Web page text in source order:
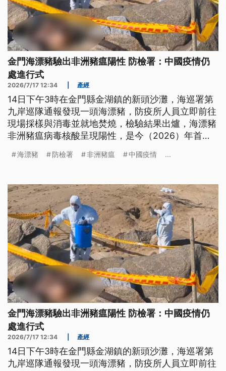
金門海漂豬驗出非洲豬瘟陽性 防檢署：中國疫情仍
處進行式
2026/7/17 12:34 產經
14日下午3時在金門縣金湖鎮的新頭沙灘，海巡署第
九岸巡隊通報發現一頭海漂豬，防疫所人員立即前往
現場採樣與消毒並就地焚燒，檢驗結果出爐，海漂豬
非洲豬瘟病毒核酸呈現陽性，是今（2026）年首
島，農業部再公告擴大暫停金門豬肉與其他加工製品
海漂豬 防檢署 非洲豬瘟 中國疫情 ...
金門海漂豬驗出非洲豬瘟陽性 防檢署：中國疫情仍
處進行式
2026/7/17 12:34 產經
14日下午3時在金門縣金湖鎮的新頭沙灘，海巡署第
九岸巡隊通報發現一頭海漂豬，防疫所人員立即前往